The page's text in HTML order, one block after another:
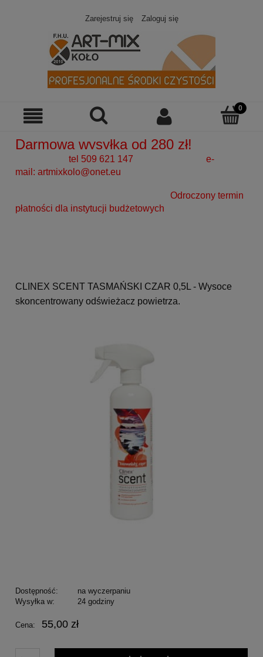
Zarejestruj się Zaloguj się
Darmowa wysyłka od 280 zł!
tel 509 621 147 e-
mail: artmixkolo@onet.eu
Odroczony termin
płatności dla instytucji budżetowych
CLINEX SCENT TASMAŃSKI CZAR 0,5L - Wysoce
skoncentrowany odświeżacz powietrza.
Dostępność:
na wyczerpaniu
Wysyłka w:
24 godziny
Cena: 55,00 zł